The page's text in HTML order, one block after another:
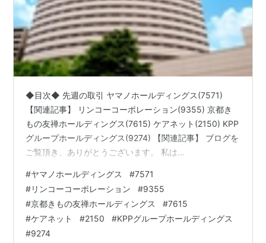
◆目次◆ 先週の取引 ヤマノホールディングス(7571)
【関連記事】 リンコーコーポレーション(9355) 京都き
もの友禅ホールディングス(7615) ケアネット(2150) KPP
グループホールディングス(9274) 【関連記事】 ブログを
ご覧頂き、ありがとうございます。 私は
心とした長期投資スタンスで、 兼業投資家として活動し
ています。 先週も、気付けば複数銘柄の取引を行ってい
ました。 今回の記事では、 「先週の取引 ～ヤマノ
HD(7571)、リンコー(9355)、京都きもの友禅
HD(7615)、ケアネット(2150)、KP…
#ヤマノホールディングス #7571
#リンコーコーポレーション #9355
#京都きもの友禅ホールディングス #7615
#ケアネット #2150 #KPPグループホールディングス
#9274